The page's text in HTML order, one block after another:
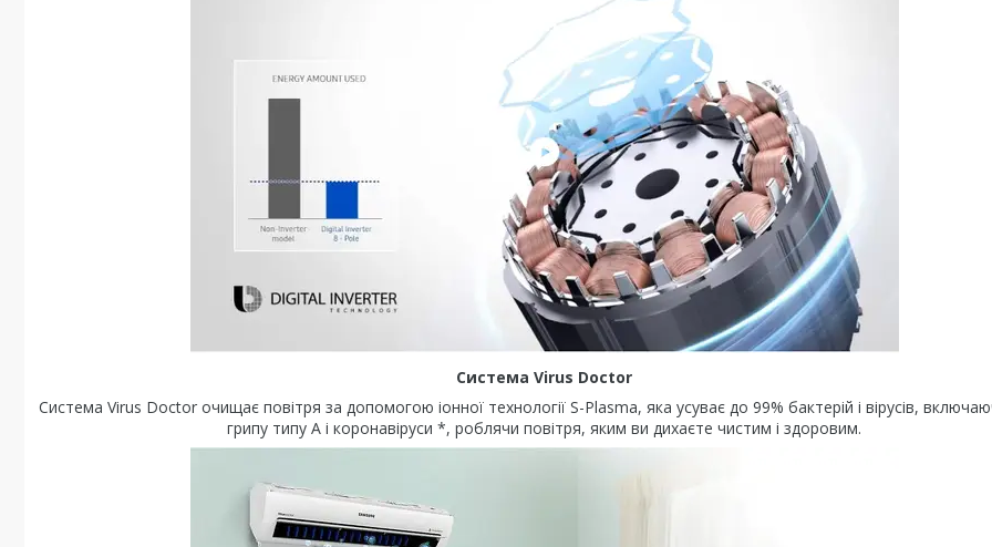
Система Virus Doctor
Система Virus Doctor очищає повітря за допомогою іонної технології S-Plasma, яка усуває до 99% бактерій і вірусів,
грипу типу А і коронавіруси *, роблячи повітря, яким ви дихаєте чистим і здоровим.